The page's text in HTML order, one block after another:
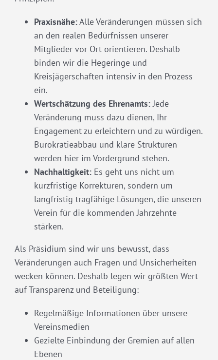
Praxisnähe:Alle Veränderungen müssen sich
an den realen Bedürfnissen unserer
Mitglieder vor Ort orientieren. Deshalb
binden wir die Hegeringe und
Kreisjägerschaften intensiv in den Prozess
ein.
Wertschätzung des Ehrenamts:Jede
Veränderung muss dazu dienen, Ihr
Engagement zu erleichtern und zu würdigen.
Bürokratieabbau und klare Strukturen
werden hier im Vordergrund stehen.
Nachhaltigkeit: Es geht uns nicht um
kurzfristige Korrekturen, sondern um
langfristig tragfähige Lösungen, die unseren
Verein für die kommenden Jahrzehnte
stärken.
Als Präsidium sind wir uns bewusst, dass
Veränderungen auch Fragen und Unsicherheiten
wecken können. Deshalb legen wir größten Wert
auf Transparenz und Beteiligung:
Regelmäßige Informationen über unsere
Vereinsmedien
Gezielte Einbindung der Gremien auf allen
Ebenen